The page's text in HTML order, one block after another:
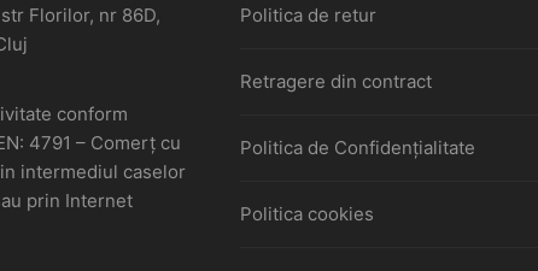
Florilor, nr 86D,
conform
4791 – Comerţ cu
intermediul caselor
prin Internet
Politica de retur
Retragere din contract
Politica de Confidențialitate
Politica cookies